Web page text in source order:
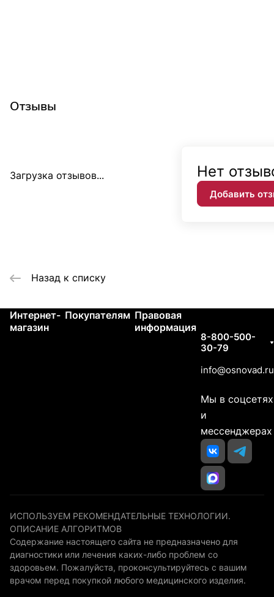
Отзывы
Загрузка отзывов... Нет
Добавить
Назад к списку
Интернет-
магазин
Покупателям Правовая
информация
8-800-500-
30-79
info@osnovad.ru
Мы в соцсетях
и
мессенджерах
ИСПОЛЬЗУЕМ РЕКОМЕНДАТЕЛЬНЫЕ ТЕХНОЛОГИИ.
ОПИСАНИЕ АЛГОРИТМОВ
Содержание настоящего сайта не предназначено для
диагностики или лечения каких-либо проблем со
здоровьем. Пожалуйста, проконсультируйтесь с вашим
врачом перед покупкой любого медицинского изделия.